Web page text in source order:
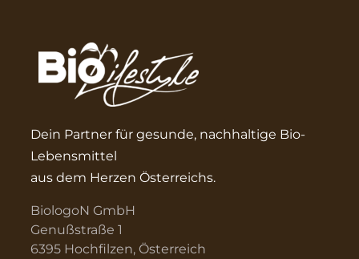
Dein Partner für gesunde, nachhaltige Bio-
Lebensmittel
aus dem Herzen Österreichs.
BiologoN GmbH
Genußstraße 1
6395 Hochfilzen, Österreich